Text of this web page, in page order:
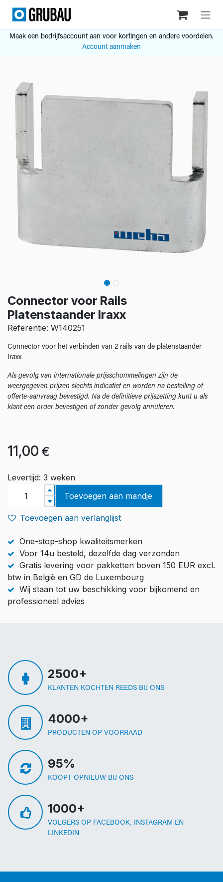
Overslaan naar inhoud
Maak een bedrijfsaccount aan voor kortingen en andere voordelen.
Account aanmaken
Connector voor Rails
Platenstaander Iraxx
Referentie: W140251
Connector voor het verbinden van 2 rails van de platenstaander
Iraxx
Als gevolg van internationale prijsschommelingen zijn de
weergegeven prijzen slechts indicatief en worden na bestelling of
offerte-aanvraag bevestigd. Na de definitieve prijszetting kunt u als
klant een order bevestigen of zonder gevolg annuleren.
11,00 €
Levertijd: 3 weken
Toevoegen aan mandje
Toevoegen aan verlanglijst
One-stop-shop kwaliteitsmerken
Voor 14u besteld, dezelfde dag verzonden
Gratis levering voor pakketten boven 150 EUR excl.
btw in België en GD de Luxembourg
Wij staan tot uw beschikking voor bijkomend en
professioneel advies
2500+
KLANTEN KOCHTEN REEDS BIJ ONS
4000+
PRODUCTEN OP VOORRAAD
95%
KOOPT OPNIEUW BIJ ONS
1000+
VOLGERS OP FACEBOOK, INSTAGRAM EN
LINKEDIN